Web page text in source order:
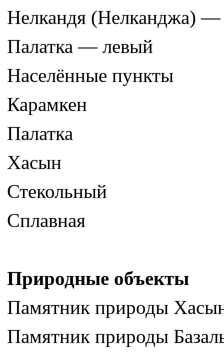
Нелкандя (Нелканджа)
Палатка — левый
Населённые пункты
Карамкен
Палатка
Хасын
Стекольный
Сплавная
Природные объекты
Памятник природы
Памятник природы